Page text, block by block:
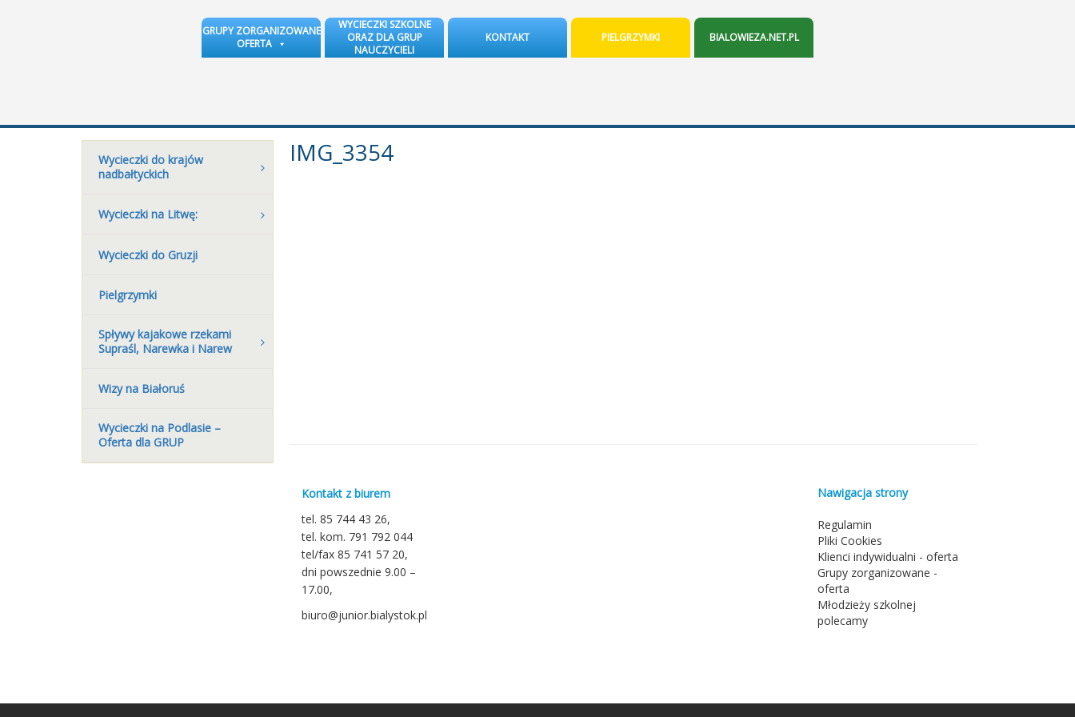
GRUPY ZORGANIZOWANE
OFERTA
WYCIECZKI SZKOLNE
ORAZ DLA GRUP
NAUCZYCIELI
KONTAKT PIELGRZYMKI BIALOWIEZA.NET.PL
Wycieczki do krajów
nadbałtyckich
Wycieczki na Litwę:
Wycieczki do Gruzji
Pielgrzymki
Spływy kajakowe rzekami
Supraśl, Narewka i Narew
Wizy na Białoruś
Wycieczki na Podlasie –
Oferta dla GRUP
IMG_3354
Kontakt z biurem
tel. 85 744 43 26,
tel. kom. 791 792 044
tel/fax 85 741 57 20,
dni powszednie 9.00 –
17.00,
biuro@junior.bialystok.pl
Nawigacja strony
Regulamin
Pliki Cookies
Klienci indywidualni - oferta
Grupy zorganizowane -
oferta
Młodzieży szkolnej
polecamy